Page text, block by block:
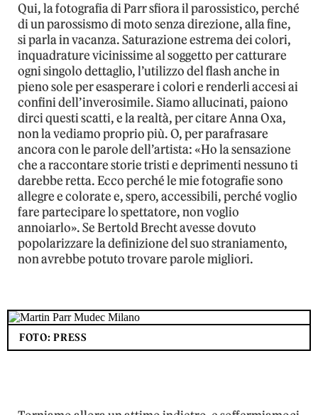
Qui, la fotografia di Parr sfiora il parossistico, perché
di un parossismo di moto senza direzione, alla fine,
si parla in vacanza.Saturazione estrema dei colori,
inquadrature vicinissime al soggetto per catturare
ogni singolo dettaglio, l’utilizzo del flash anche in
pieno sole per esasperare i colori e renderli accesi ai
confini dell’inverosimile. Siamo allucinati, paiono
dirci questi scatti, e la realtà, per citare Anna Oxa,
non la vediamo proprio più. O, per parafrasare
ancora con le parole dell’artista: «Ho la sensazione
che a raccontare storie tristi e deprimenti nessuno ti
darebbe retta. Ecco perchéle mie fotografie sono
allegre e colorate e, spero, accessibili, perchévoglio
fare partecipare lo spettatore, non voglio
annoiarlo». Se Bertold Brecht avesse dovuto
popolarizzare la definizione del suo straniamento,
non avrebbe potuto trovare parole migliori.
FOTO: PRESS